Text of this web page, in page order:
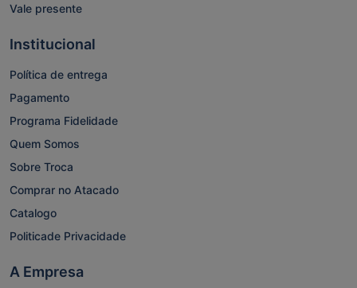
Vale presente
Institucional
Política de entrega
Pagamento
Programa Fidelidade
Quem Somos
Sobre Troca
Comprar no Atacado
Catalogo
Politicade Privacidade
A Empresa